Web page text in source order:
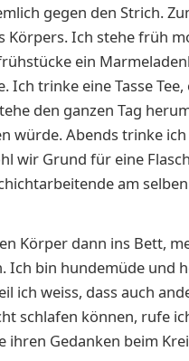
gegen den Strich.
Körpers. Ich stehe früh
ein
Ich trinke eine Tasse
den ganzen Tag
würde. Abends trinke
wir Grund für eine
am
Körper dann ins Bett,
Ich bin hundemüde und
ich weiss, dass auch
schlafen können, rufe
ihren Gedanken beim